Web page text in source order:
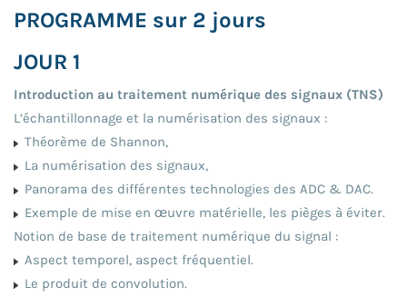
PROGRAMME sur 2 jours
JOUR 1
Introduction au traitement numérique des signaux (TNS)
L’échantillonnage et la numérisation des signaux :
Théorème de Shannon,
La numérisation des signaux,
Panorama des différentes technologies des ADC & DAC.
Exemple de mise en œuvre matérielle, les pièges à éviter.
Notion de base de traitement numérique du signal :
Aspect temporel, aspect fréquentiel.
Le produit de convolution.